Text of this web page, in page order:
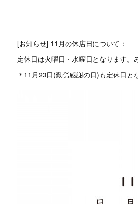
[お知らせ] 11月の休店日について：
定休日は火曜日・水曜日となります。
＊11月23日(勤労感謝の日)も定休日と